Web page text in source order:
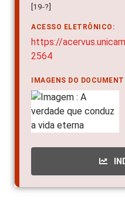
[19-?]
ACESSO ELETRÔNICO:
https://
2564
IMAGENS DO